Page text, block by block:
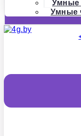
Умные
Умные